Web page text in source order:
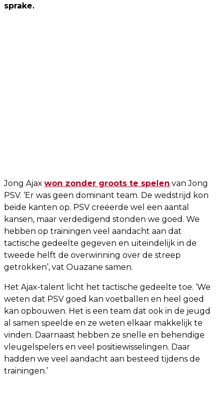
sprake.
Jong Ajax won zonder groots te spelen van Jong
PSV. ‘Er was geen dominant team. De wedstrijd kon
beide kanten op. PSV creëerde wel een aantal
kansen, maar verdedigend stonden we goed. We
hebben op trainingen veel aandacht aan dat
tactische gedeelte gegeven en uiteindelijk in de
tweede helft de overwinning over de streep
getrokken’, vat Ouazane samen.
Het Ajax-talent licht het tactische gedeelte toe. ‘We
weten dat PSV goed kan voetballen en heel goed
kan opbouwen. Het is een team dat ook in de jeugd
al samen speelde en ze weten elkaar makkelijk te
vinden. Daarnaast hebben ze snelle en behendige
vleugelspelers en veel positiewisselingen. Daar
hadden we veel aandacht aan besteed tijdens de
trainingen.’